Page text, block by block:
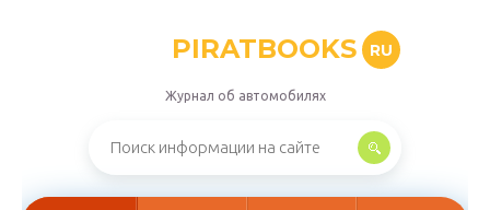
PIRATBOOKS RU
Журнал об автомобилях